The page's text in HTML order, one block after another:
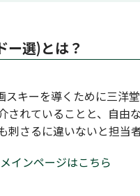
選)とは？
キーを導くために三洋
されていることと、自由
刺さるに違いないと担当
インページはこちら